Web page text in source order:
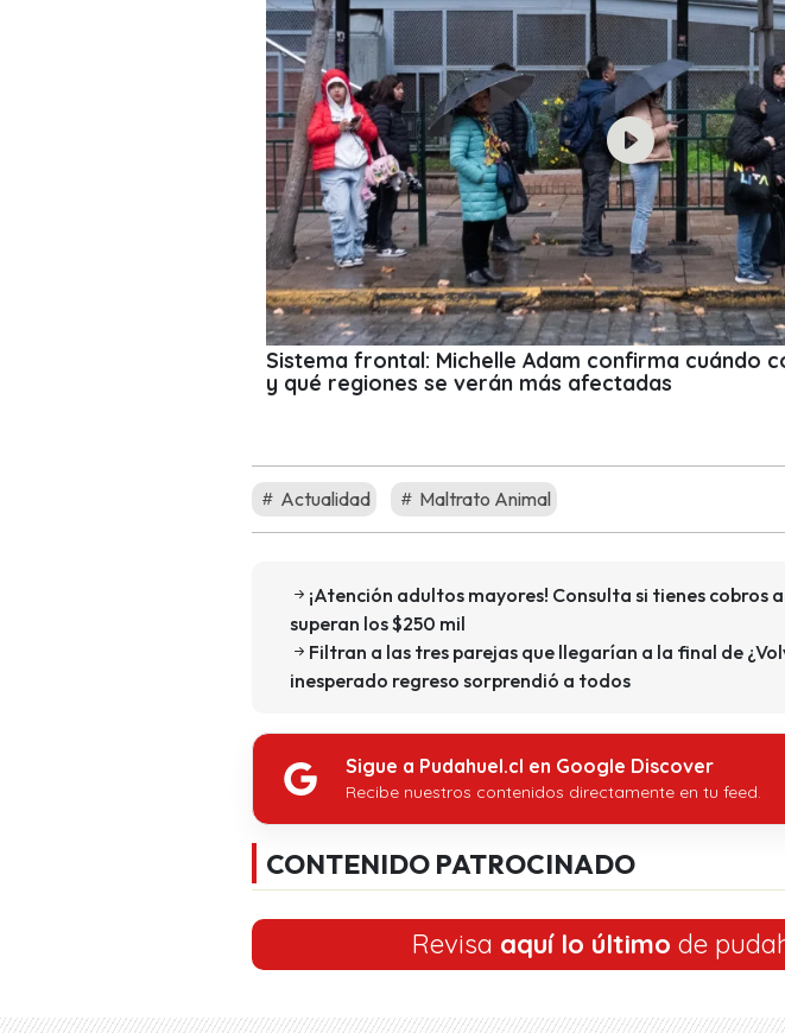
Sistema frontal: Michelle Adam confirma cuándo
y qué regiones se verán más afectadas
Actualidad Maltrato Animal
¡Atención adultos mayores! Consulta si tienes cobros
superan los $250 mil
Filtran a las tres parejas que llegarían a la final de
inesperado regreso sorprendió a todos
Sigue a Pudahuel.cl en Google Discover
Recibe nuestros contenidos directamente en tu feed.
CONTENIDO PATROCINADO
Revisa aquí lo último de